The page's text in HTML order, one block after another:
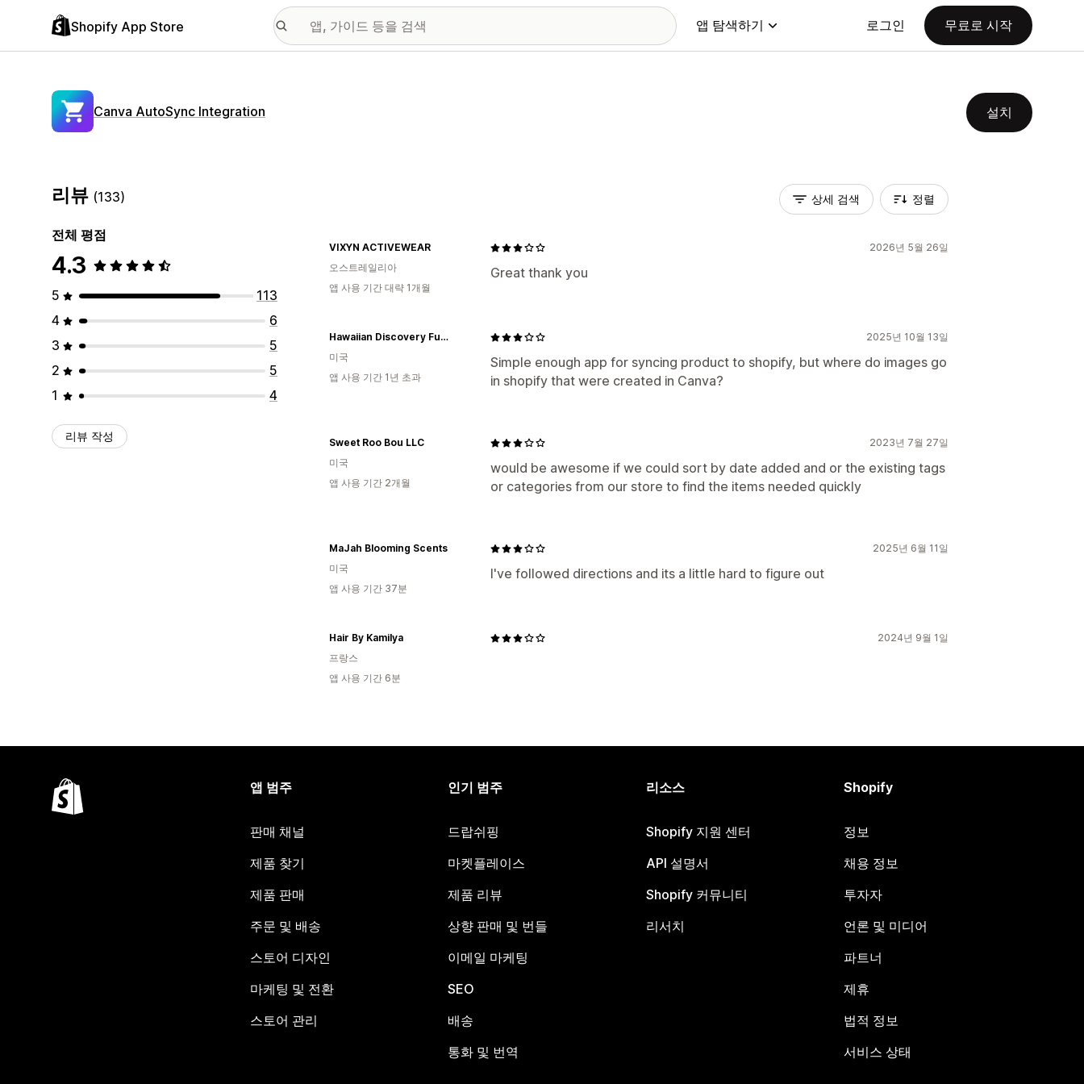
Shopify App Store 앱 탐색하기 로그인 무료로 시작
Canva AutoSync Integration 설치
리뷰 (133)
전체 평점
4.3
5
113
4
6
3
5
2
5
1
4
리뷰 작성
상세 검색 정렬
2026년 5월 26일
Great thank you
VIXYN ACTIVEWEAR
오스트레일리아
앱 사용 기간 대략 1개월
2025년 10월 13일
Simple enough app for syncing product to shopify, but where do images go
in shopify that were created in Canva?
Hawaiian Discovery Furniture
미국
앱 사용 기간 1년 초과
2023년 7월 27일
would be awesome if we could sort by date added and or the existing tags
or categories from our store to find the items needed quickly
Sweet Roo Bou LLC
미국
앱 사용 기간 2개월
2025년 6월 11일
I've followed directions and its a little hard to figure out
MaJah Blooming Scents
미국
앱 사용 기간 37분
2024년 9월 1일
Hair By Kamilya
프랑스
앱 사용 기간 6분
앱 범주
판매 채널
제품 찾기
제품 판매
주문 및 배송
스토어 디자인
마케팅 및 전환
스토어 관리
인기 범주
드랍쉬핑
마켓플레이스
제품 리뷰
상향 판매 및 번들
이메일 마케팅
SEO
배송
통화 및 번역
리소스
Shopify 지원 센터
API 설명서
Shopify 커뮤니티
리서치
Shopify
정보
채용 정보
투자자
언론 및 미디어
파트너
제휴
법적 정보
서비스 상태